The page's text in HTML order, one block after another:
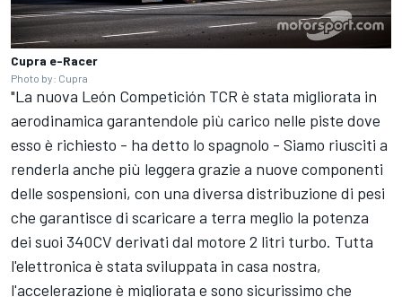
Cupra e-Racer
Photo by: Cupra
"La nuova León Competición TCR è stata migliorata in
aerodinamica garantendole più carico nelle piste dove
esso è richiesto - ha detto lo spagnolo - Siamo riusciti a
renderla anche più leggera grazie a nuove componenti
delle sospensioni, con una diversa distribuzione di pesi
che garantisce di scaricare a terra meglio la potenza
dei suoi 340CV derivati dal motore 2 litri turbo. Tutta
l'elettronica è stata sviluppata in casa nostra,
l'accelerazione è migliorata e sono sicurissimo che